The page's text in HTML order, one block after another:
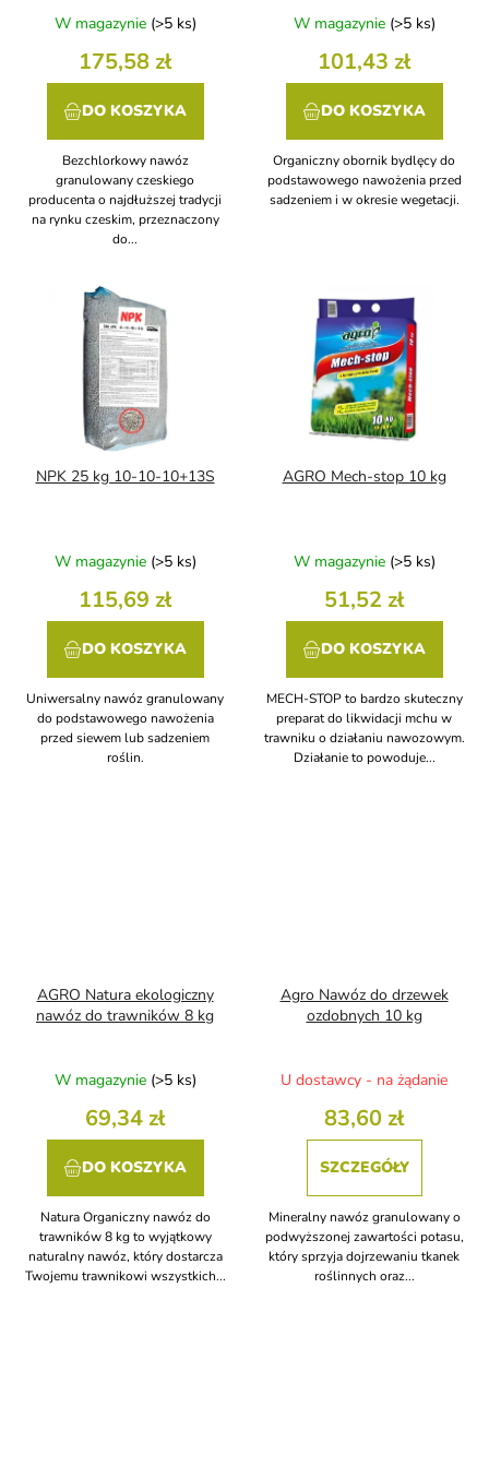
W magazynie (>5 ks)
175,58 zł
DO KOSZYKA
Bezchlorkowy nawóz
granulowany czeskiego
producenta o najdłuższej tradycji
na rynku czeskim, przeznaczony
do...
W magazynie (>5 ks)
101,43 zł
DO KOSZYKA
Organiczny obornik bydlęcy do
podstawowego nawożenia przed
sadzeniem i w okresie wegetacji.
NPK 25 kg 10-10-10+13S
W magazynie (>5 ks)
115,69 zł
DO KOSZYKA
Uniwersalny nawóz granulowany
do podstawowego nawożenia
przed siewem lub sadzeniem
roślin.
AGRO Mech-stop 10 kg
W magazynie (>5 ks)
51,52 zł
DO KOSZYKA
MECH-STOP to bardzo skuteczny
preparat do likwidacji mchu w
trawniku o działaniu nawozowym.
Działanie to powoduje...
AGRO Natura ekologiczny
nawóz do trawników 8 kg
W magazynie (>5 ks)
69,34 zł
DO KOSZYKA
Natura Organiczny nawóz do
trawników 8 kg to wyjątkowy
naturalny nawóz, który dostarcza
Twojemu trawnikowi wszystkich...
Agro Nawóz do drzewek
ozdobnych 10 kg
U dostawcy - na żądanie
83,60 zł
SZCZEGÓŁY
Mineralny nawóz granulowany o
podwyższonej zawartości potasu,
który sprzyja dojrzewaniu tkanek
roślinnych oraz...